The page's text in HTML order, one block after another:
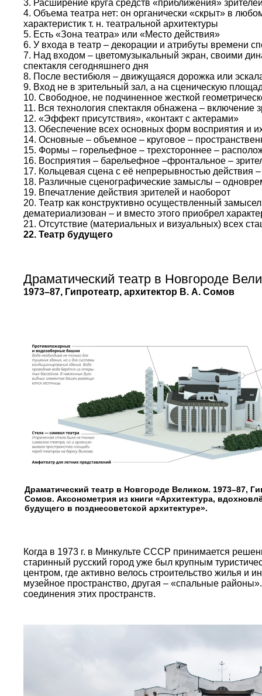
3. Расширение круга средств «приближения»
4. Объема театра нет: он органически «скрыт» в
характеристик т. н. театральной архитектуры
5. Есть «Зона театра» или «Место действия»
6. У входа в театр – декорации и атрибуты времени
7. Над входом – цветомузыкальный экран, своими
спектакля сегодняшнего дня
8. После вестибюля – движущаяся дорожка или
9. Вход не в зрительный зал, а на сценическую
10. Свободное, не подчиненное жесткой
11. Вся технология спектакля обнажена – включение
12. «Эффект присутствия», «контакт с актерами»
13. Обеспечение всех основных форм восприятия и
14. Основные – объемное – круговое –
15. Формы – горельефное – трехстороннее –
16. Восприятия – барельефное –фронтальное –
17. Кольцевая сцена с её непрерывностью действия
18. Различные сценографические замыслы –
19. Впечатление действия зрителей и наоборот
20. Театр как конструктивно осуществленный
дематериализован – и вместо этого приобрел
21. Отсутствие (материальных и визуальных) всех
22. Театр будущего
Драматический театр в Новгороде
1973–87, Гипротеатр, архитектор В. А. Сомов
Драматический театр в Новгороде Великом. 1973–87,
Сомов. Аксонометрия из книги «Архитектура,
будущего в позднесоветской архитектуре».
Когда в 1973 г. в Минкульте СССР принимается
старинный русский город уже был крупным
центром, где активно велось строительство жилья и
музейное пространство, другая – «спальные
соединения этих пространств.